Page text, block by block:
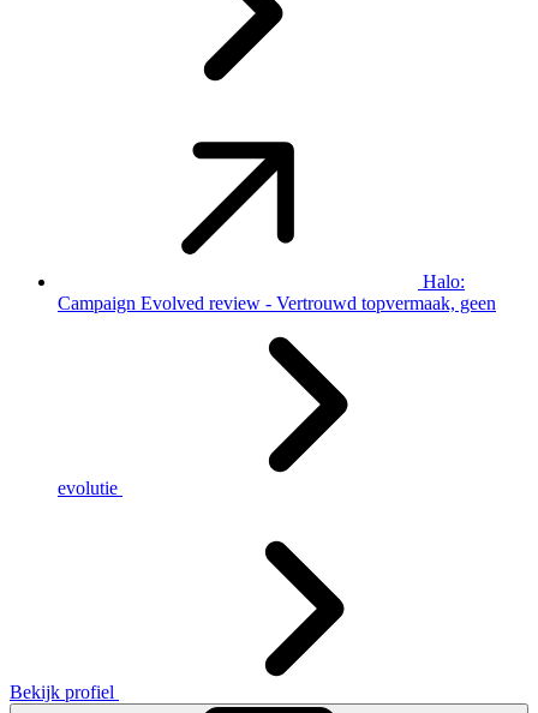
Halo:
Campaign Evolved review - Vertrouwd topvermaak, geen
evolutie
Bekijk profiel